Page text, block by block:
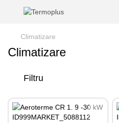
Climatizare
Climatizare
Filtru